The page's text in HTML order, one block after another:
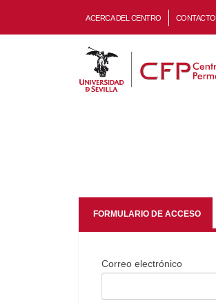
ACERCA DEL CENTRO CONTACTO
FORMULARIO DE ACCESO
Correo electrónico